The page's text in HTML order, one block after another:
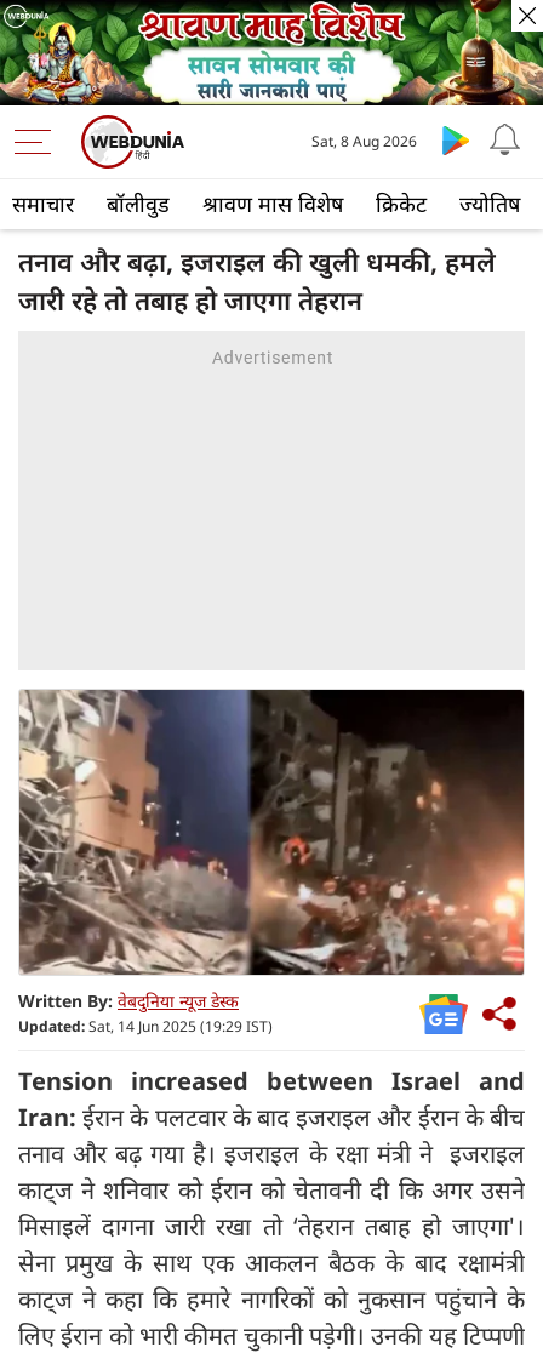
समाचार बॉलीवुड श्रावण मास विशेष क्रिकेट ज्योतिष
Sat, 8 Aug 2026
तनाव और बढ़ा, इजराइल की खुली धमकी, हमले
जारी रहे तो तबाह हो जाएगा तेहरान
Written By: वेबदुनिया न्यूज डेस्क
Updated:Sat, 14 Jun 2025 (19:29 IST)
Tension increased between Israel and
Iran:ईरान के पलटवार के बाद इजराइल और ईरान के बीच
तनाव और बढ़ गया है। इजराइल के रक्षा मंत्री ने इजराइल
काट्ज ने शनिवार को ईरान को चेतावनी दी कि अगर उसने
मिसाइलें दागना जारी रखा तो ‘तेहरान तबाह हो जाएगा'।
सेना प्रमुख के साथ एक आकलन बैठक के बाद रक्षामंत्री
काट्ज ने कहा कि हमारे नागरिकों को नुकसान पहुंचाने के
लिए ईरान को भारी कीमत चुकानी पड़ेगी। उनकी यह टिप्पणी